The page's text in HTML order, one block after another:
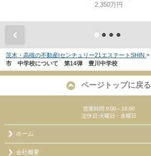
2,350万円
茨木・高槻の不動産|センチュリー21エステートSHIN >
市 中学校について 第14弾 豊川中学校
ページトップに戻る
営業時間:9:00～18:00
定休日:火曜日・水曜日
ホーム
会社概要